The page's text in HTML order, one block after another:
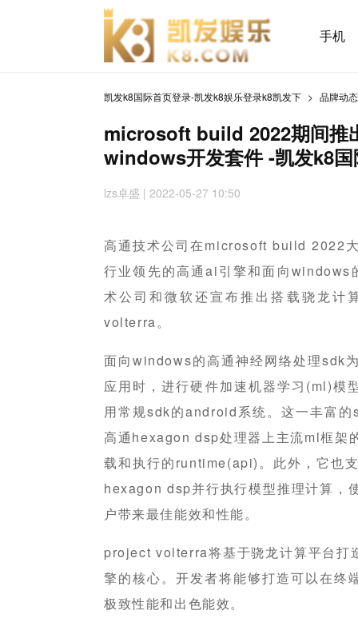
手机
凯发k8国际首页登录-凯发k8娱乐登录k8凯发下 品牌动
microsoft build 2022期间推
windows开发套件 -凯发k8国
lzs卓盛 | 2022-05-27 10:50
高通技术公司在microsoft build 2022
行业领先的高通ai引擎和面向windows
术公司和微软还宣布推出搭载骁龙
volterra。
面向windows的高通神经网络处理sdk
应用时，进行硬件加速机器学习(ml)模
用常规sdk的android系统。这一丰富
高通hexagon dsp处理器上主流ml框架
载和执行的runtime(api)。此外，它也
hexagon dsp并行执行模型推理计算，
户带来最佳能效和性能。
project volterra将基于骁龙计算平台打
擎的核心。开发者将能够打造可以在
极致性能和出色能效。